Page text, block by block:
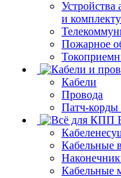
Устройства
и
Пожарное
Кабели
Провода
Патч-корды
Кабельные
Кабельные